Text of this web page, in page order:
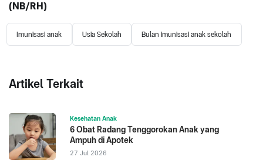
(NB/RH)
Imunisasi anak Usia Sekolah Bulan imunisasi anak sekolah
Artikel Terkait
Kesehatan Anak
6 Obat Radang Tenggorokan Anak yang
Ampuh di Apotek
27 Jul 2026